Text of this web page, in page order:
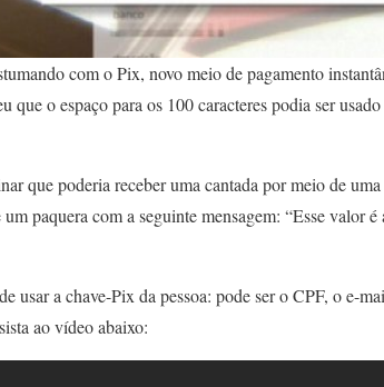
com o Pix, novo meio de pagamento
que o espaço para os 100 caracteres podia ser
que poderia receber uma cantada por meio de
paquera com a seguinte mensagem: “Esse valor
usar a chave-Pix da pessoa: pode ser o CPF, o e-
ao vídeo abaixo: